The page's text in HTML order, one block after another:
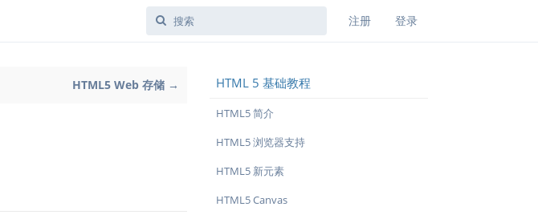
注册 登录
HTML5 Web 存储 → HTML 5 基础教程
HTML5 简介
HTML5 浏览器支持
HTML5 新元素
HTML5 Canvas